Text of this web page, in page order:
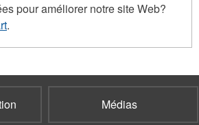
pour améliorer notre site Web?
.
Médias